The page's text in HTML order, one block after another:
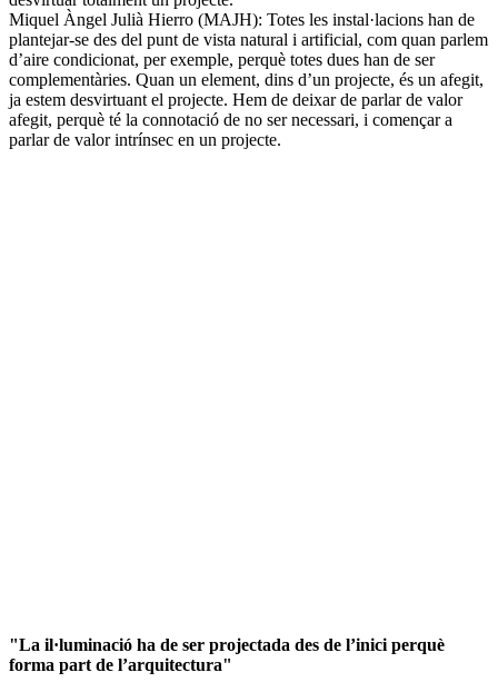
Miquel Àngel Julià Hierro (MAJH): Totes les instal·lacions han de
plantejar-se des del punt de vista natural i artificial, com quan parlem
d’aire condicionat, per exemple, perquè totes dues han de ser
complementàries. Quan un element, dins d’un projecte, és un afegit,
ja estem desvirtuant el projecte. Hem de deixar de parlar de valor
afegit, perquè té la connotació de no ser necessari, i començar a
parlar de valor intrínsec en un projecte.
"La il·luminació ha de ser projectada des de l’inici perquè
forma part de l’arquitectura"